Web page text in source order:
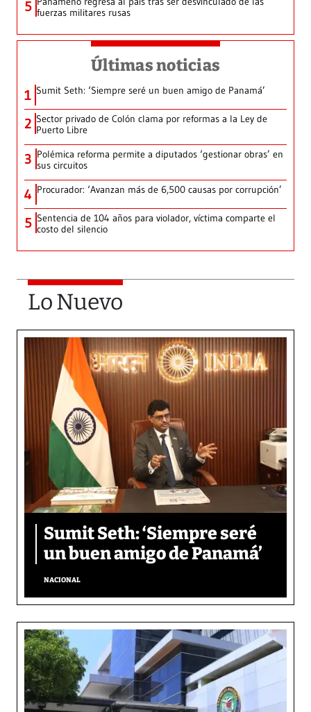
5 fuerzas militares rusas
Últimas noticias
1 Sumit Seth: ‘Siempre seré un buen amigo de Panamá’
2 Sector privado de Colón clama por reformas a la Ley de
Puerto Libre
3 Polémica reforma permite a diputados ‘gestionar obras’ en
sus circuitos
4 Procurador: ‘Avanzan más de 6,500 causas por corrupción’
5 Sentencia de 104 años para violador, víctima comparte el
costo del silencio
Lo Nuevo
Sumit Seth: ‘Siempre seré
un buen amigo de Panamá’
NACIONAL